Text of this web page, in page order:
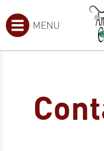
MENU